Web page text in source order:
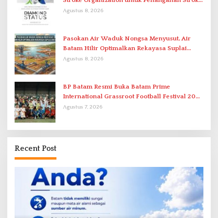
Berstandar Internasional
Agustus 8, 2026
Pasokan Air Waduk Nongsa Menyusut, Air
Batam Hilir Optimalkan Rekayasa Suplai
Antar-IPAM
Agustus 8, 2026
BP Batam Resmi Buka Batam Prime
International Grassroot Football Festival 2026
di Stadion Temenggung Abdul Jamal
Agustus 7, 2026
Recent Post